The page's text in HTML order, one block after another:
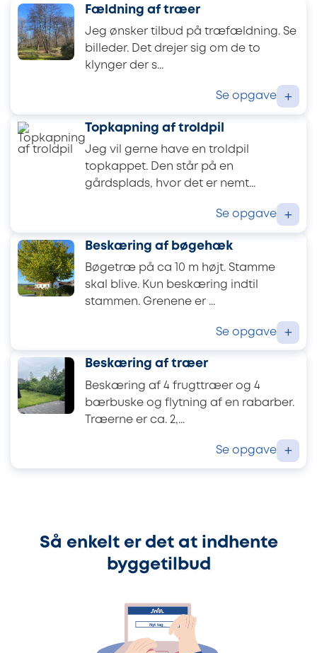
Fældning af træer
Jeg ønsker tilbud på træfældning. Se
billeder. Det drejer sig om de to
klynger der s...
Se opgave +
Topkapning af troldpil
Jeg vil gerne have en troldpil
topkappet. Den står på en
gårdsplads, hvor det er nemt...
Se opgave +
Beskæring af bøgehæk
Bøgetræ på ca 10 m højt. Stamme
skal blive. Kun beskæring indtil
stammen. Grenene er ...
Se opgave +
Beskæring af træer
Beskæring af 4 frugttræer og 4
bærbuske og flytning af en rabarber.
Træerne er ca. 2,...
Se opgave +
Så enkelt er det at indhente
byggetilbud